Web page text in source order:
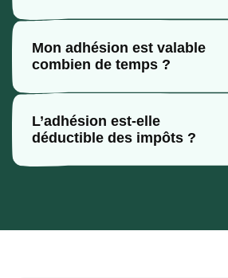
Mon adhésion est valable
combien de temps ?
L’adhésion est-elle
déductible des impôts ?